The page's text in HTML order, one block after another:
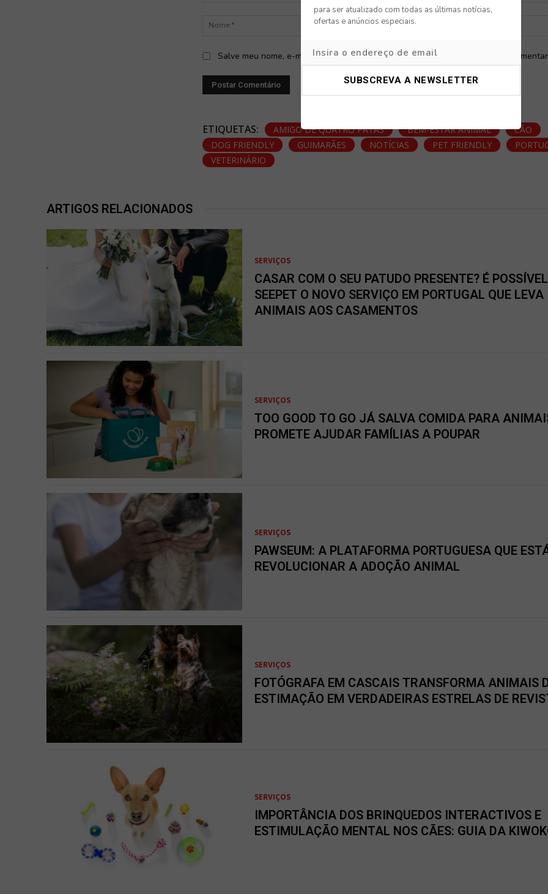
Nome:*
Salve meu nome, e-mail e site neste navegador para a próxima vez que eu
ETIQUETAS: AMIGO DE QUATRO PATAS BEM-ESTAR ANIMAL
CÃO
DOG FRIENDLY
GUIMARÃES NOTÍCIAS PET FRIENDLY
VETERINÁRIO
ARTIGOS RELACIONADOS
SERVIÇOS
CASAR COM O SEU PATUDO PRESENTE? É
SEEPET O NOVO SERVIÇO EM PORTUGAL QUE LEVA
ANIMAIS AOS CASAMENTOS
SERVIÇOS
TOO GOOD TO GO JÁ SALVA COMIDA PARA
PROMETE AJUDAR FAMÍLIAS A POUPAR
SERVIÇOS
PAWSEUM: A PLATAFORMA PORTUGUESA QUE
REVOLUCIONAR A ADOÇÃO ANIMAL
SERVIÇOS
FOTÓGRAFA EM CASCAIS TRANSFORMA ANIMAIS
ESTIMAÇÃO EM VERDADEIRAS ESTRELAS DE
SERVIÇOS
IMPORTÂNCIA DOS BRINQUEDOS INTERACTIVOS E
ESTIMULAÇÃO MENTAL NOS CÃES: GUIA DA
para ser atualizado com todas as últimas notícias,
ofertas e anúncios especiais.